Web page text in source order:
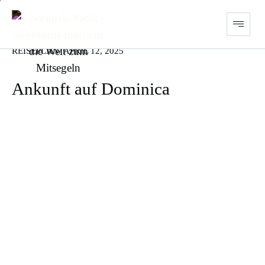
REISEPLAN/ APRIL 12, 2025
ZURÜCK ZUM BLOG
Ankunft auf Dominica